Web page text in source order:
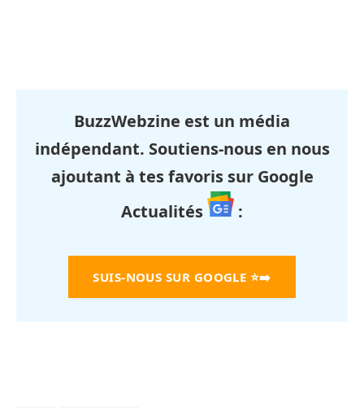
BuzzWebzine est un média
indépendant. Soutiens-nous en nous
ajoutant à tes favoris sur Google
Actualités
:
SUIS-NOUS SUR GOOGLE ⭐➡️